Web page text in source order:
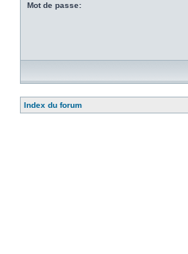
Mot de passe:
Index du forum